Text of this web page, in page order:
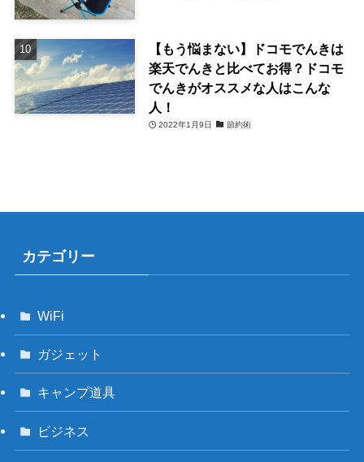
【もう悩まない】ドコモでんきは
楽天でんきと比べてお得？ドコモ
でんきがオススメな人はこんな
人！
2022年1月9日 節約術
カテゴリー
WiFi
ガジェット
キャンプ道具
ビジネス